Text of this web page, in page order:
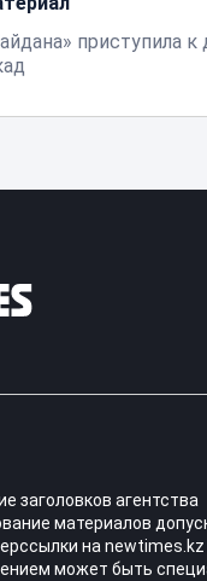
приступила
заголовков агентства
материалов
на newtimes.kz
может быть